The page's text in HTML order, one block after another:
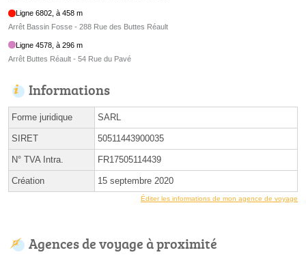
Ligne 6802, à 458 m
Arrêt Bassin Fosse - 288 Rue des Buttes Réault
Ligne 4578, à 296 m
Arrêt Buttes Réault - 54 Rue du Pavé
Informations
Forme juridique SARL
SIRET 50511443900035
N° TVA Intra. FR17505114439
Création 15 septembre 2020
Éditer les informations de mon agence de voyage
Agences de voyage à proximité